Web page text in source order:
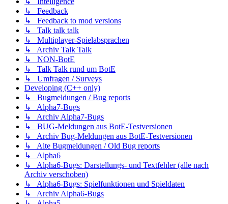
↳ Feedback
↳ Feedback to mod versions
↳ Talk talk talk
↳ Multiplayer-Spielabsprachen
↳ Archiv Talk Talk
↳ NON-BotE
↳ Talk Talk rund um BotE
↳ Umfragen / Surveys
Developing (C++ only)
↳ Bugmeldungen / Bug reports
↳ Alpha7-Bugs
↳ Archiv Alpha7-Bugs
↳ BUG-Meldungen aus BotE-Testversionen
↳ Archiv Bug-Meldungen aus BotE-Testversionen
↳ Alte Bugmeldungen / Old Bug reports
↳ Alpha6
↳ Alpha6-Bugs: Darstellungs- und Textfehler (alle nach
Archiv verschoben)
↳ Alpha6-Bugs: Spielfunktionen und Spieldaten
↳ Archiv Alpha6-Bugs